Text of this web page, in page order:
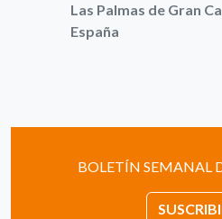
Las Palmas de Gran
España
BOLETÍN SEMANAL